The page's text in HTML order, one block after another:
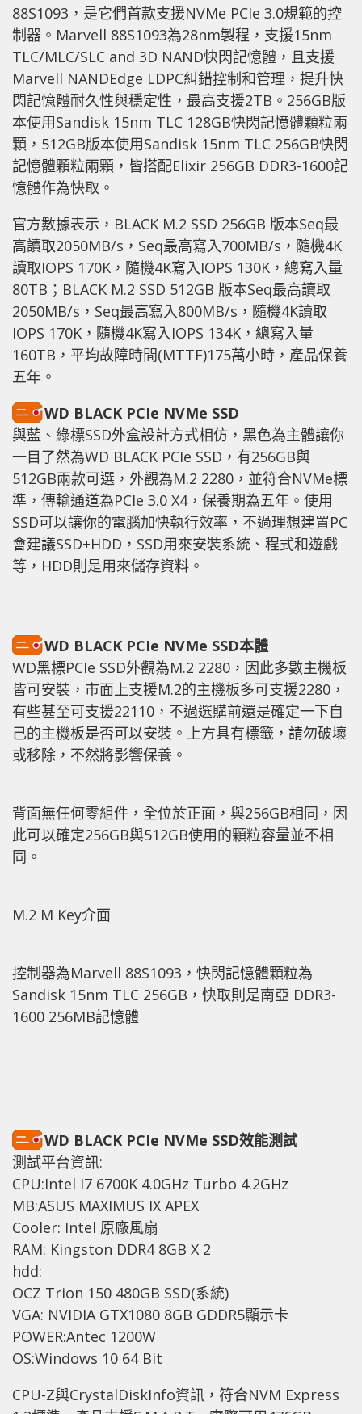
88S1093，是它們首款支援NVMe PCIe 3.0規範的控
制器。Marvell 88S1093為28nm製程，支援15nm
TLC/MLC/SLC and 3D NAND快閃記憶體，且支援
Marvell NANDEdge LDPC糾錯控制和管理，提升快
閃記憶體耐久性與穩定性，最高支援2TB。256GB版
本使用Sandisk 15nm TLC 128GB快閃記憶體顆粒兩
顆，512GB版本使用Sandisk 15nm TLC 256GB快閃
記憶體顆粒兩顆，皆搭配Elixir 256GB DDR3-1600記
憶體作為快取。
官方數據表示，BLACK M.2 SSD 256GB 版本Seq最
高讀取2050MB/s，Seq最高寫入700MB/s，隨機4K
讀取IOPS 170K，隨機4K寫入IOPS 130K，總寫入量
80TB；BLACK M.2 SSD 512GB 版本Seq最高讀取
2050MB/s，Seq最高寫入800MB/s，隨機4K讀取
IOPS 170K，隨機4K寫入IOPS 134K，總寫入量
160TB，平均故障時間(MTTF)175萬小時，產品保養
五年。
WD BLACK PCIe NVMe SSD
與藍、綠標SSD外盒設計方式相仿，黑色為主體讓你
一目了然為WD BLACK PCIe SSD，有256GB與
512GB兩款可選，外觀為M.2 2280，並符合NVMe標
準，傳輸通道為PCIe 3.0 X4，保養期為五年。使用
SSD可以讓你的電腦加快執行效率，不過理想建置PC
會建議SSD+HDD，SSD用來安裝系統、程式和遊戲
等，HDD則是用來儲存資料。
WD BLACK PCIe NVMe SSD本體
WD黑標PCIe SSD外觀為M.2 2280，因此多數主機板
皆可安裝，市面上支援M.2的主機板多可支援2280，
有些甚至可支援22110，不過選購前還是確定一下自
己的主機板是否可以安裝。上方具有標籤，請勿破壞
或移除，不然將影響保養。
背面無任何零組件，全位於正面，與256GB相同，因
此可以確定256GB與512GB使用的顆粒容量並不相
同。
M.2 M Key介面
控制器為Marvell 88S1093，快閃記憶體顆粒為
Sandisk 15nm TLC 256GB，快取則是南亞 DDR3-
1600 256MB記憶體
WD BLACK PCIe NVMe SSD效能測試
測試平台資訊:
CPU:Intel I7 6700K 4.0GHz Turbo 4.2GHz
MB:ASUS MAXIMUS IX APEX
Cooler: Intel 原廠風扇
RAM: Kingston DDR4 8GB X 2
hdd:
OCZ Trion 150 480GB SSD(系統)
VGA: NVIDIA GTX1080 8GB GDDR5顯示卡
POWER:Antec 1200W
OS:Windows 10 64 Bit
CPU-Z與CrystalDiskInfo資訊，符合NVM Express